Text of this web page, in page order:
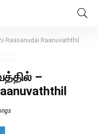
Raasanudai Raanuvaththil
–